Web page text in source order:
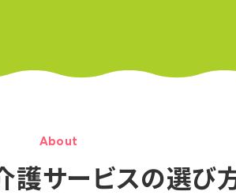
About
護サービスの選び